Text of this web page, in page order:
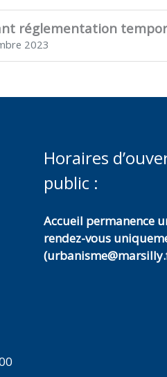
réglementation
2023
Horaires
public :
Accueil permanence
rendez-vous